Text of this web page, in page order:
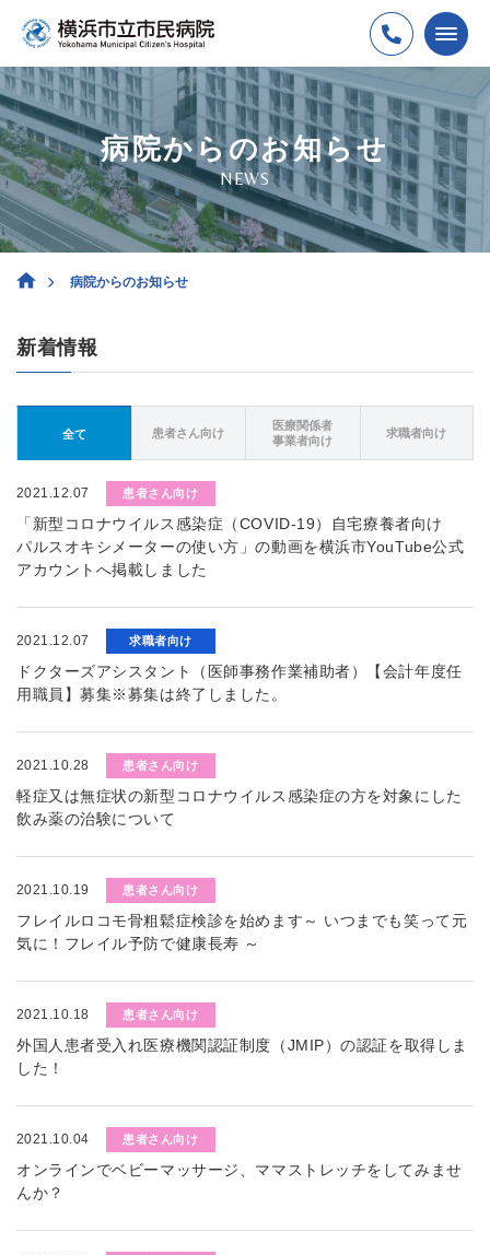
病院からのお知らせ
NEWS
病院からのお知らせ
新着情報
全て 患者さん向け
医療関係者
事業者向け
求職者向け
2021.12.07 患者さん向け
「新型コロナウイルス感染症（COVID-19）自宅療養者向け
パルスオキシメーターの使い方」の動画を横浜市YouTube公式
アカウントへ掲載しました
2021.12.07 求職者向け
ドクターズアシスタント（医師事務作業補助者）【会計年度任
用職員】募集※募集は終了しました。
2021.10.28 患者さん向け
軽症又は無症状の新型コロナウイルス感染症の方を対象にした
飲み薬の治験について
2021.10.19 患者さん向け
フレイルロコモ骨粗鬆症検診を始めます～ いつまでも笑って元
気に！フレイル予防で健康長寿 ～
2021.10.18 患者さん向け
外国人患者受入れ医療機関認証制度（JMIP）の認証を取得しま
した！
2021.10.04 患者さん向け
オンラインでベビーマッサージ、ママストレッチをしてみませ
んか？